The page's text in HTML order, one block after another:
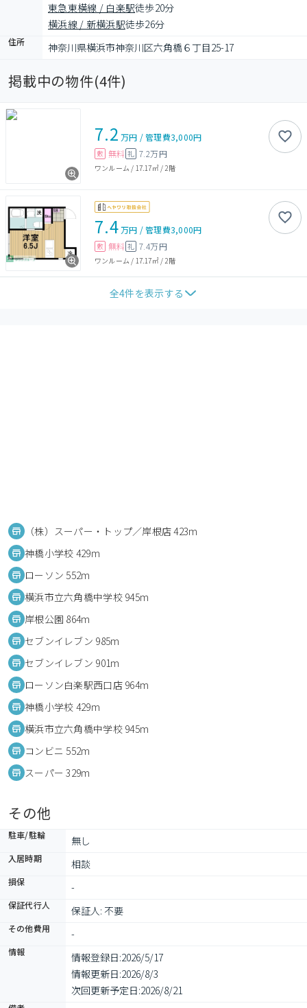
東急東横線 / 白楽駅徒歩20分
横浜線 / 新横浜駅徒歩26分
住所 神奈川県横浜市神奈川区六角橋６丁目25-17
掲載中の物件(4件)
7.2 万円 /管理費3,000円
敷 無料 礼 7.2万円
ワンルーム / 17.17㎡/ 2階
7.4万円 /管理費3,000円
敷 無料 礼 7.4万円
ワンルーム / 17.17㎡/2階
全4件を表示する
（株）スーパー・トップ／岸根店 423m
神橋小学校 429m
ローソン 552m
横浜市立六角橋中学校 945m
岸根公園 864m
セブンイレブン 985m
セブンイレブン 901m
ローソン白楽駅西口店 964m
神橋小学校 429m
横浜市立六角橋中学校 945m
コンビニ 552m
スーパー 329m
その他
駐車/駐輪 無し
入居時期 相談
損保 -
保証代行人 保証人: 不要
その他費用 -
情報 情報登録日:2026/5/17
情報更新日:2026/8/3
次回更新予定日:2026/8/21